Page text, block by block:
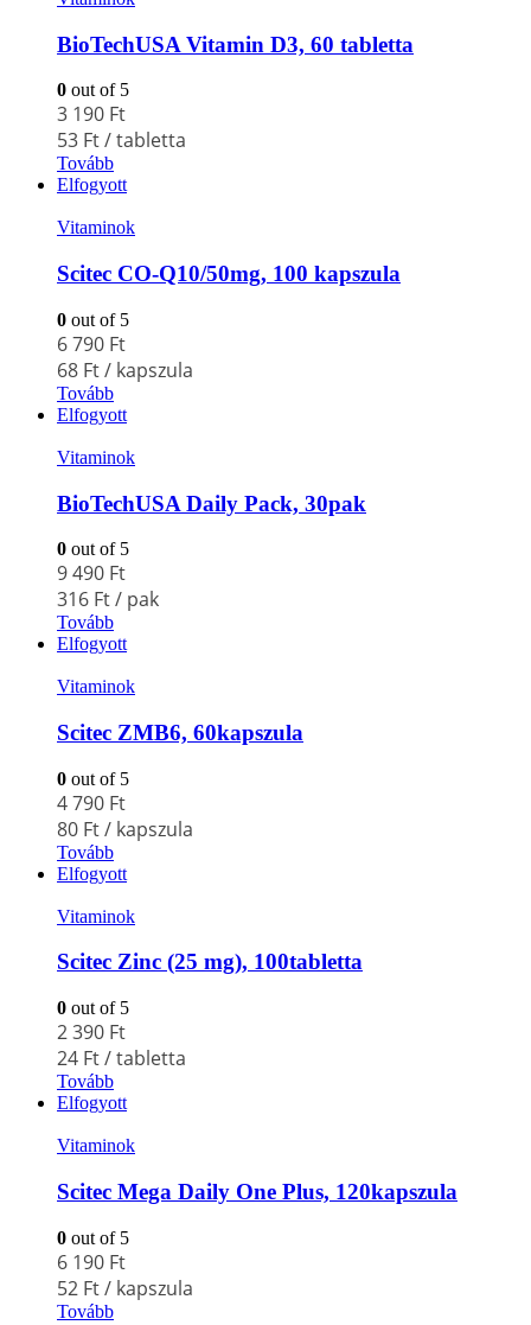
BioTechUSA Vitamin D3, 60 tabletta
0 out of 5
3 190 Ft
53 Ft/ tabletta
Tovább
Elfogyott
Vitaminok
Scitec CO-Q10/50mg, 100 kapszula
0 out of 5
6 790 Ft
68 Ft/ kapszula
Tovább
Elfogyott
Vitaminok
BioTechUSA Daily Pack, 30pak
0 out of 5
9 490 Ft
316 Ft/ pak
Tovább
Elfogyott
Vitaminok
Scitec ZMB6, 60kapszula
0 out of 5
4 790 Ft
80 Ft/ kapszula
Tovább
Elfogyott
Vitaminok
Scitec Zinc (25 mg), 100tabletta
0 out of 5
2 390 Ft
24 Ft/ tabletta
Tovább
Elfogyott
Vitaminok
Scitec Mega Daily One Plus, 120kapszula
0 out of 5
6 190 Ft
52 Ft/ kapszula
Tovább